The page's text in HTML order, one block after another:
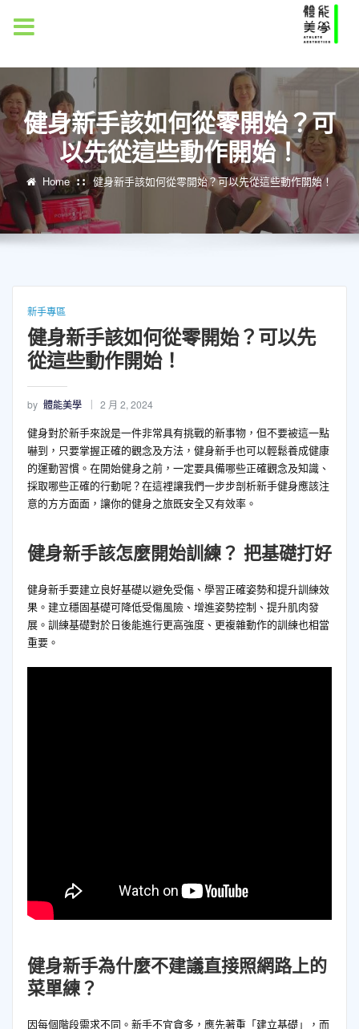
健身新手該如何從零開始？可
以先從這些動作開始！
Home 健身新手該如何從零開始？可以先從這些動作開始！
新手專區
健身新手該如何從零開始？可以先
從這些動作開始！
by 體能美學 2 月 2, 2024
健身對於新手來說是一件非常具有挑戰的新事物，但不要被這一點
嚇到，只要掌握正確的觀念及方法，健身新手也可以輕鬆養成健康
的運動習慣。在開始健身之前，一定要具備哪些正確觀念及知識、
採取哪些正確的行動呢？在這裡讓我們一步步剖析新手健身應該注
意的方方面面，讓你的健身之旅既安全又有效率。
健身新手該怎麼開始訓練？ 把基礎打好
健身新手要建立良好基礎以避免受傷、學習正確姿勢和提升訓練效
果。建立穩固基礎可降低受傷風險、增進姿勢控制、提升肌肉發
展。訓練基礎對於日後能進行更高強度、更複雜動作的訓練也相當
重要。
健身新手為什麼不建議直接照網路上的
菜單練？
因每個階段需求不同。新手不宜貪多，應先著重「建立基礎」，而